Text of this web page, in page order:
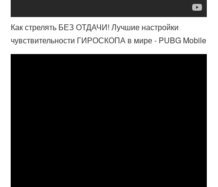
Как стрелять БЕЗ ОТДАЧИ! Лучшие настройки
чувствительности ГИРОСКОПА в мире - PUBG Mobile